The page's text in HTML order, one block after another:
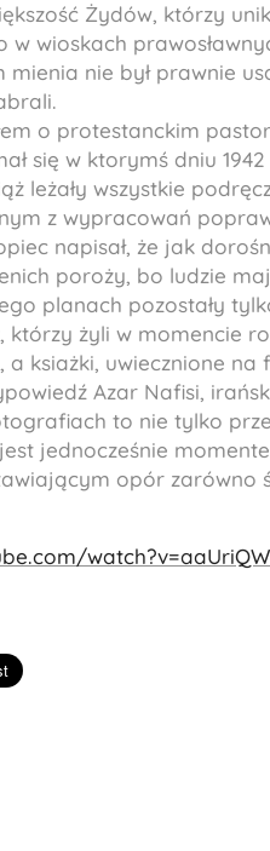
Żydów, którzy
w wioskach
nie był prawnie
o protestanckim
się w ktorymś dniu
leżały wszystkie
z wypracowań
napisał, że jak
poroży, bo ludzie
planach pozostały
którzy żyli w momencie
ksiażki, uwiecznione
Azar Nafisi,
to nie tylko
jednocześnie
opór zarówno